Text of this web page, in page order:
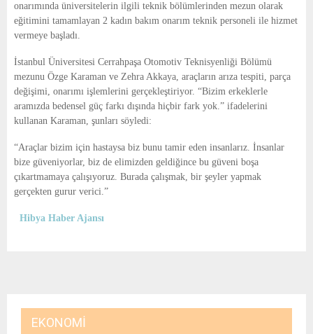
onarımında üniversitelerin ilgili teknik bölümlerinden mezun olarak
eğitimini tamamlayan 2 kadın bakım onarım teknik personeli ile hizmet
vermeye başladı.
İstanbul Üniversitesi Cerrahpaşa Otomotiv Teknisyenliği Bölümü
mezunu Özge Karaman ve Zehra Akkaya, araçların arıza tespiti, parça
değişimi, onarımı işlemlerini gerçekleştiriyor. “Bizim erkeklerle
aramızda bedensel güç farkı dışında hiçbir fark yok.” ifadelerini
kullanan Karaman, şunları söyledi:
“Araçlar bizim için hastaysa biz bunu tamir eden insanlarız. İnsanlar
bize güveniyorlar, biz de elimizden geldiğince bu güveni boşa
çıkartmamaya çalışıyoruz. Burada çalışmak, bir şeyler yapmak
gerçekten gurur verici.”
Hibya Haber Ajansı
EKONOMI